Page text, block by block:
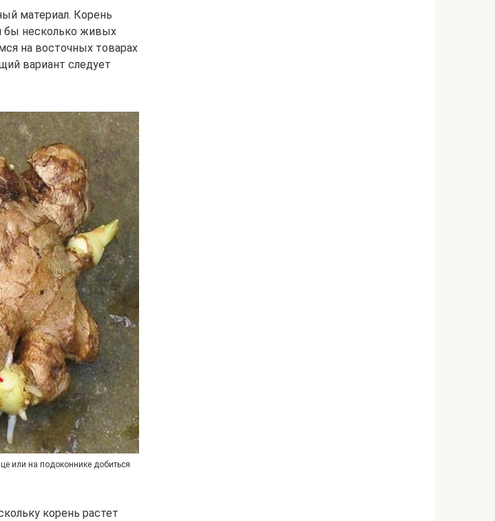
материал. Корень
бы несколько живых
на восточных товарах
вариант следует
или на подоконнике добиться
корень растет